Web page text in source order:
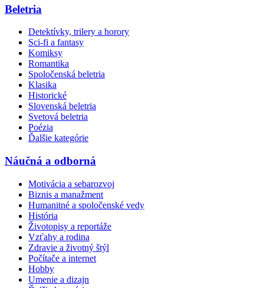
Beletria
Detektívky, trilery a horory
Sci-fi a fantasy
Komiksy
Romantika
Spoločenská beletria
Klasika
Historické
Slovenská beletria
Svetová beletria
Poézia
Ďalšie kategórie
Náučná a odborná
Motivácia a sebarozvoj
Biznis a manažment
Humanitné a spoločenské vedy
História
Životopisy a reportáže
Vzťahy a rodina
Zdravie a životný štýl
Počítače a internet
Hobby
Umenie a dizajn